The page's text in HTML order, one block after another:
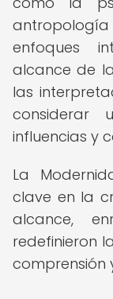
enfoques
alcance de
las
considerar
influencias y
La
clave en la
alcance,
redefinieron
comprensión